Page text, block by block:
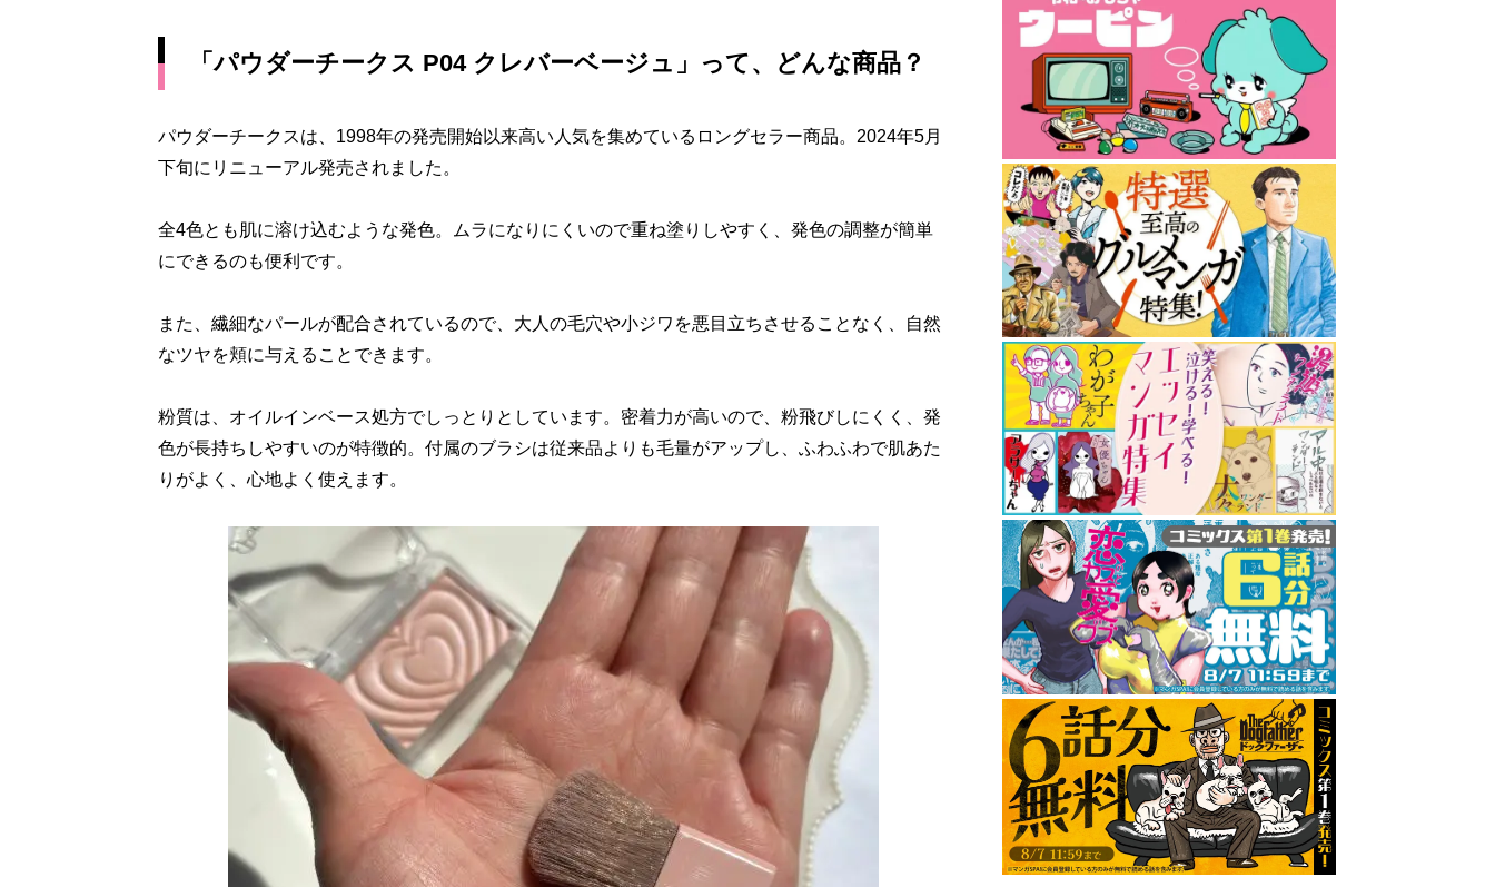
「パウダーチークス P04 クレバーベージュ」って、どんな商品？
パウダーチークスは、1998年の発売開始以来高い人気を集めているロングセラー商品。2024年5月
下旬にリニューアル発売されました。
全4色とも肌に溶け込むような発色。ムラになりにくいので重ね塗りしやすく、発色の調整が簡単
にできるのも便利です。
また、繊細なパールが配合されているので、大人の毛穴や小ジワを悪目立ちさせることなく、自然
なツヤを頬に与えることできます。
粉質は、オイルインベース処方でしっとりとしています。密着力が高いので、粉飛びしにくく、発
色が長持ちしやすいのが特徴的。付属のブラシは従来品よりも毛量がアップし、ふわふわで肌あた
りがよく、心地よく使えます。